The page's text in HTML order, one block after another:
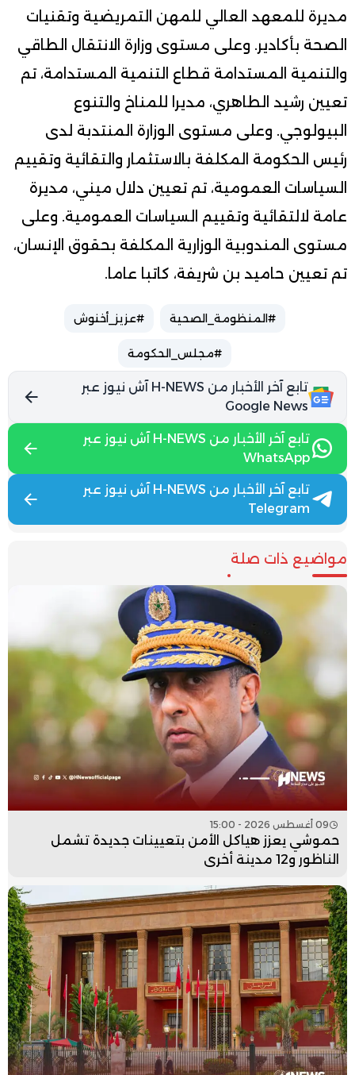
مديرة للمعهد العالي للمهن التمريضية وتقنيات
الصحة بأكادير. وعلى مستوى وزارة الانتقال الطاقي
والتنمية المستدامة قطاع التنمية المستدامة، تم
تعيين رشيد الطاهري، مديرا للمناخ والتنوع
البيولوجي. وعلى مستوى الوزارة المنتدبة لدى
رئيس الحكومة المكلفة بالاستثمار والتقائية وتقييم
السياسات العمومية، تم تعيين دلال ميني، مديرة
عامة لالتقائية وتقييم السياسات العمومية. وعلى
مستوى المندوبية الوزارية المكلفة بحقوق الإنسان،
تم تعيين حاميد بن شريفة، كاتبا عاما.
#المنظومة_الصحية #عزيز_أخنوش
#مجلس_الحكومة
تابع آخر الأخبار من H-NEWS آش نيوز عبر
Google News
تابع آخر الأخبار من H-NEWS آش نيوز عبر
WhatsApp
تابع آخر الأخبار من H-NEWS آش نيوز عبر
Telegram
مواضيع ذات صلة
09 أغسطس 2026 - 15:00
حموشي يعزز هياكل الأمن بتعيينات جديدة تشمل
الناظور و12 مدينة أخرى